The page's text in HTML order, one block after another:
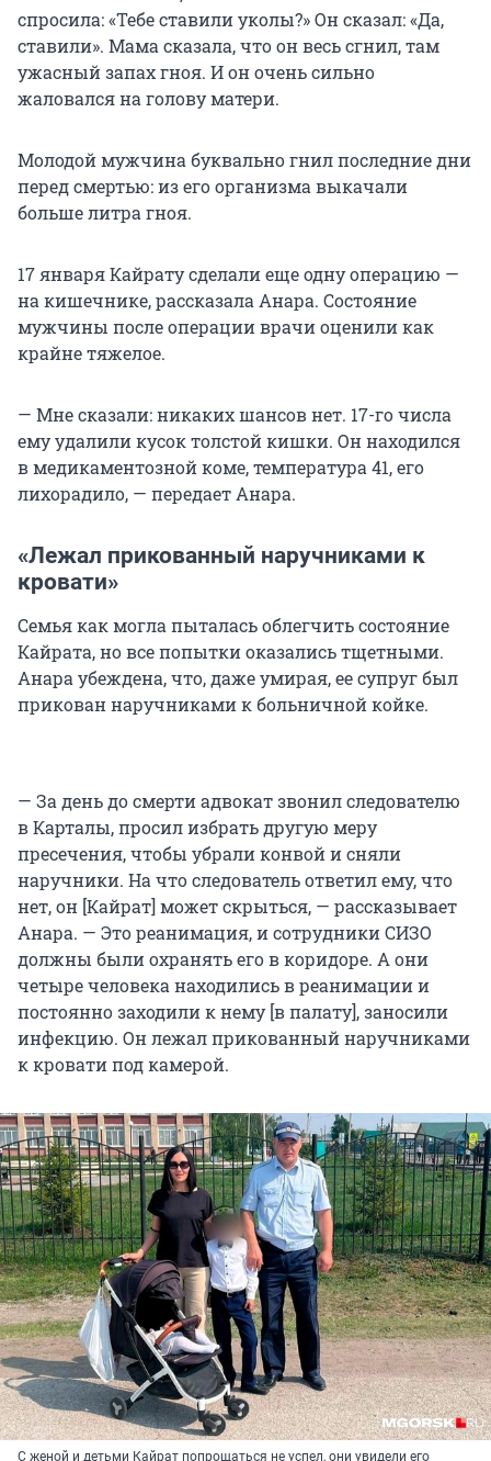
спросила: «Тебе ставили уколы?» Он сказал: «Да,
ставили». Мама сказала, что он весь сгнил, там
ужасный запах гноя. И он очень сильно
жаловался на голову матери.
Молодой мужчина буквально гнил последние дни
перед смертью: из его организма выкачали
больше литра гноя.
17 января Кайрату сделали еще одну операцию —
на кишечнике, рассказала Анара. Состояние
мужчины после операции врачи оценили как
крайне тяжелое.
— Мне сказали: никаких шансов нет. 17-го числа
ему удалили кусок толстой кишки. Он находился
в медикаментозной коме, температура 41, его
лихорадило, — передает Анара.
«Лежал прикованный наручниками к
кровати»
Семья как могла пыталась облегчить состояние
Кайрата, но все попытки оказались тщетными.
Анара убеждена, что, даже умирая, ее супруг был
прикован наручниками к больничной койке.
— За день до смерти адвокат звонил следователю
в Карталы, просил избрать другую меру
пресечения, чтобы убрали конвой и сняли
наручники. На что следователь ответил ему, что
нет, он [Кайрат] может скрыться, — рассказывает
Анара. — Это реанимация, и сотрудники СИЗО
должны были охранять его в коридоре. А они
четыре человека находились в реанимации и
постоянно заходили к нему [в палату], заносили
инфекцию. Он лежал прикованный наручниками
к кровати под камерой.
С женой и детьми Кайрат попрощаться не успел, они увидели его